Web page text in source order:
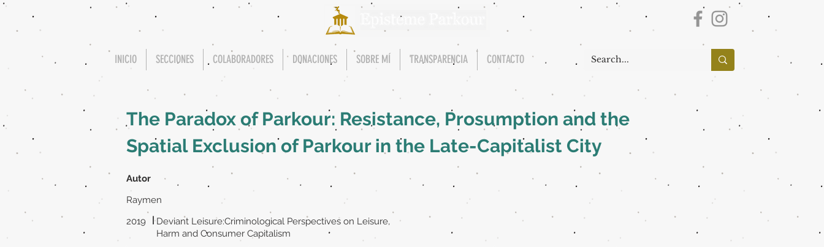
INICIO SECCIONES COLABORADORES DONACIONES SOBRE MÍ TRANSPARENCIA CONTACTO
The Paradox of Parkour: Resistance, Prosumption and the
Spatial Exclusion of Parkour in the Late-Capitalist City
Autor
Raymen
2019
| Deviant Leisure:Criminological Perspectives on Leisure,
Harm and Consumer Capitalism